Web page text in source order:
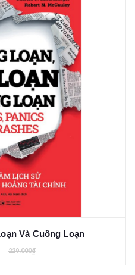
Và Cuồng Loạn
229.000₫